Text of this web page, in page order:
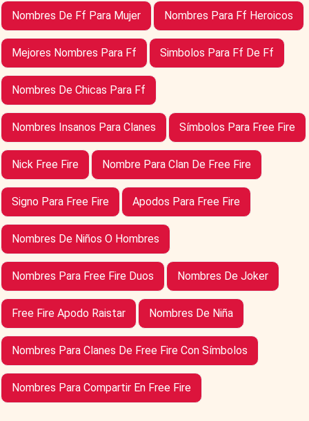
Nombres De Ff Para Mujer Nombres Para Ff Heroicos
Mejores Nombres Para Ff Simbolos Para Ff De Ff
Nombres De Chicas Para Ff
Nombres Insanos Para Clanes Símbolos Para Free Fire
Nick Free Fire Nombre Para Clan De Free Fire
Signo Para Free Fire Apodos Para Free Fire
Nombres De Niños O Hombres
Nombres Para Free Fire Duos Nombres De Joker
Free Fire Apodo Raistar Nombres De Niña
Nombres Para Clanes De Free Fire Con Símbolos
Nombres Para Compartir En Free Fire